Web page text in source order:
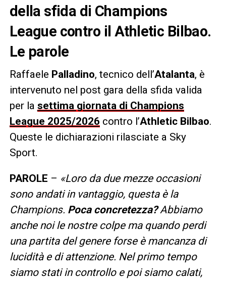
della sfida di Champions
League contro il Athletic Bilbao.
Le parole
Raffaele Palladino, tecnico dell’Atalanta, è
intervenuto nel post gara della sfida valida
per la settima giornata di Champions
League 2025/2026 contro l’Athletic Bilbao.
Queste le dichiarazioni rilasciate a Sky
Sport.
PAROLE – «Loro da due mezze occasioni
sono andati in vantaggio, questa è la
Champions. Poca concretezza?Abbiamo
anche noi le nostre colpe ma quando perdi
una partita del genere forse è mancanza di
lucidità e di attenzione. Nel primo tempo
siamo stati in controllo e poi siamo calati,